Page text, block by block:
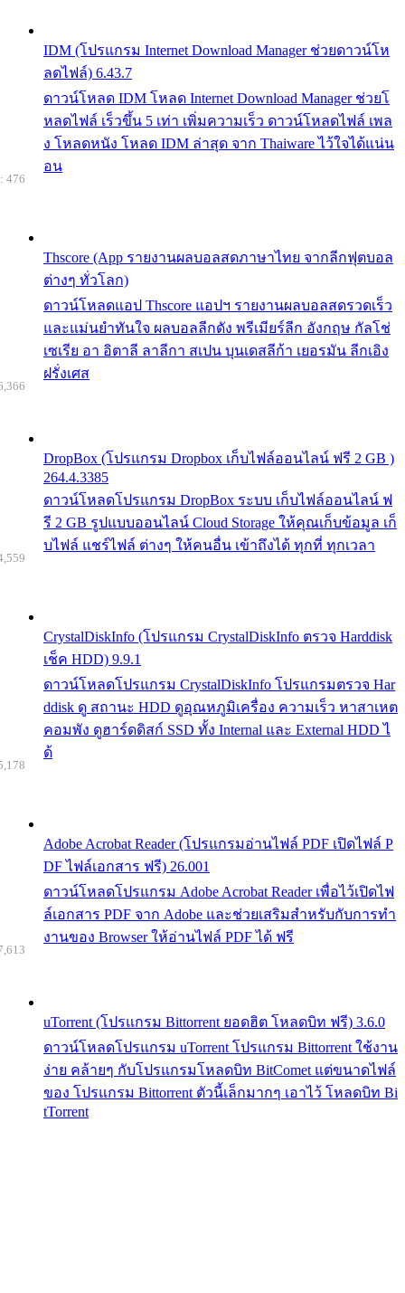
IDM (โปรแกรม Internet Download Manager ช่วยดาวน์โห
ลดไฟล์) 6.43.7
ดาวน์โหลด IDM โหลด Internet Download Manager ช่วยโ
หลดไฟล์ เร็วขึ้น 5 เท่า เพิ่มความเร็ว ดาวน์โหลดไฟล์ เพล
ง โหลดหนัง โหลด IDM ล่าสุด จาก Thaiware ไว้ใจได้แน่น
อน
Thscore (App รายงานผลบอลสดภาษาไทย จากลีกฟุตบอล
ต่างๆ ทั่วโลก)
ดาวน์โหลดแอป Thscore แอปฯ รายงานผลบอลสดรวดเร็ว
และแม่นยำทันใจ ผลบอลลีกดัง พรีเมียร์ลีก อังกฤษ กัลโช่
เซเรีย อา อิตาลี ลาลีกา สเปน บุนเดสลีก้า เยอรมัน ลีกเอิง
ฝรั่งเศส
476
DropBox (โปรแกรม Dropbox เก็บไฟล์ออนไลน์ ฟรี 2 GB )
264.4.3385
ดาวน์โหลดโปรแกรม DropBox ระบบ เก็บไฟล์ออนไลน์ ฟ
รี 2 GB รูปแบบออนไลน์ Cloud Storage ให้คุณเก็บข้อมูล เก็
บไฟล์ แชร์ไฟล์ ต่างๆ ให้คนอื่น เข้าถึงได้ ทุกที่ ทุกเวลา
CrystalDiskInfo (โปรแกรม CrystalDiskInfo ตรวจ Harddisk
เช็ค HDD) 9.9.1
ดาวน์โหลดโปรแกรม CrystalDiskInfo โปรแกรมตรวจ Har
ddisk ดู สถานะ HDD ดูอุณหภูมิเครื่อง ความเร็ว หาสาเหต
คอมพัง ดูฮาร์ดดิสก์ SSD ทั้ง Internal และ External HDD ไ
ด้
Adobe Acrobat Reader (โปรแกรมอ่านไฟล์ PDF เปิดไฟล์ P
DF ไฟล์เอกสาร ฟรี) 26.001
ดาวน์โหลดโปรแกรม Adobe Acrobat Reader เพื่อไว้เปิดไฟ
ล์เอกสาร PDF จาก Adobe และช่วยเสริมสำหรับกับการทำ
งานของ Browser ให้อ่านไฟล์ PDF ได้ ฟรี
uTorrent (โปรแกรม Bittorrent ยอดฮิต โหลดบิท ฟรี) 3.6.0
ดาวน์โหลดโปรแกรม uTorrent โปรแกรม Bittorrent ใช้งาน
ง่าย คล้ายๆ กับโปรแกรมโหลดบิท BitComet แต่ขนาดไฟล์
ของ โปรแกรม Bittorrent ตัวนี้เล็กมากๆ เอาไว้ โหลดบิท Bi
tTorrent